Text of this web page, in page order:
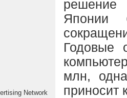
Японии
Годовые
млн,
приносит